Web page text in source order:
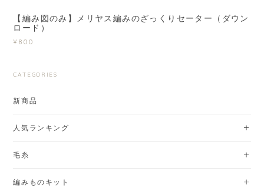
【編み図のみ】メリヤス編みのざっくりセーター（ダウン
ロード）
¥800
CATEGORIES
新商品
人気ランキング
毛糸
編みものキット